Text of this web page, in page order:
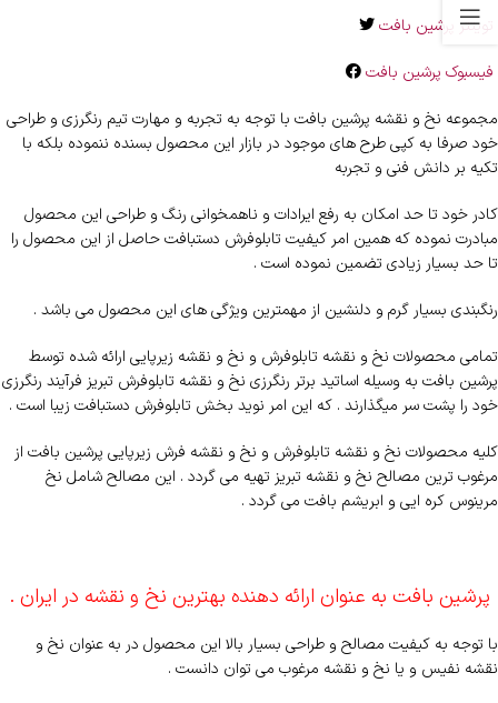
تویتتر پرشین بافت
فیسبوک پرشین بافت
مجموعه نخ و نقشه پرشین بافت با توجه به تجربه و مهارت تیم رنگرزی و طراحی
خود صرفا به کپی طرح های موجود در بازار این محصول بسنده ننموده بلکه با
تکیه بر دانش فنی و تجربه
کادر خود تا حد امکان به رفع ایرادات و ناهمخوانی رنگ و طراحی این محصول
مبادرت نموده که همین امر کیفیت تابلوفرش دستبافت حاصل از این محصول را
تا حد بسیار زیادی تضمین نموده است .
رنگبندی بسیار گرم و دلنشین از مهمترین ویژگی های این محصول می باشد .
تمامی محصولات نخ و نقشه تابلوفرش و نخ و نقشه زیرپایی ارائه شده توسط
پرشین بافت به وسیله اساتید برتر رنگرزی نخ و نقشه تابلوفرش تبریز فرآیند رنگرزی
خود را پشت سر میگذارند . که این امر نوید بخش تابلوفرش دستبافت زیبا است .
کلیه محصولات نخ و نقشه تابلوفرش و نخ و نقشه فرش زیرپایی پرشین بافت از
مرغوب ترین مصالح نخ و نقشه تبریز تهیه می گردد . این مصالح شامل نخ
مرینوس کره ایی و ابریشم بافت می گردد .
پرشین بافت به عنوان ارائه دهنده بهترین نخ و نقشه در ایران .
با توجه به کیفیت مصالح و طراحی بسیار بالا این محصول در به عنوان نخ و
نقشه نفیس و یا نخ و نقشه مرغوب می توان دانست .